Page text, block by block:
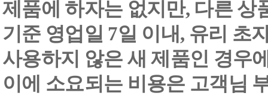
제품에 하자는 없지만, 다른 상
기준 영업일 7일 이내, 유리 초
사용하지 않은 새 제품인 경우
이에 소요되는 비용은 고객님